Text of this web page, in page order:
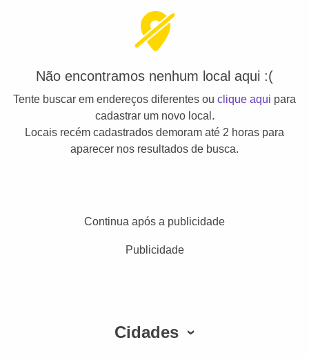
Não encontramos nenhum local aqui :(
Tente buscar em endereços diferentes ou clique aqui para
cadastrar um novo local.
Locais recém cadastrados demoram até 2 horas para
aparecer nos resultados de busca.
Continua após a publicidade
Publicidade
Cidades